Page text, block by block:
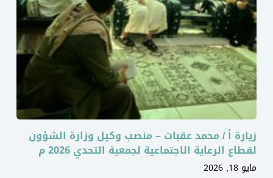
زيارة أ / محمد عقبات – منصب وكيل وزارة الشؤون
لقطاع الرعاية الاجتماعية لجمعية التحدي 2026 م
مايو 18, 2026